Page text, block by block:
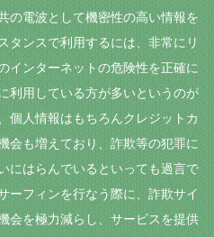
の電波として機密性の高い情報を
タンスで利用するには、非常にリ
インターネットの危険性を正確に
利用している方が多いというのが
個人情報はもちろんクレジットカ
会も増えており、詐欺等の犯罪に
にはらんでいるといっても過言で
ーフィンを行なう際に、詐欺サイ
会を極力減らし、サービスを提供